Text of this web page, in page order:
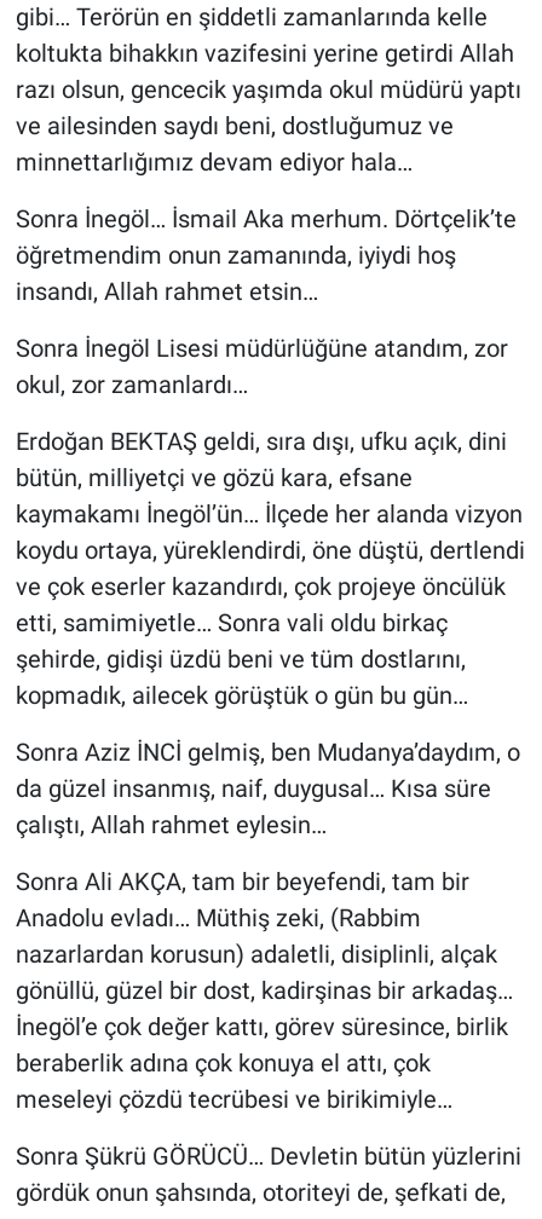
gibi… Terörün en şiddetli zamanlarında kelle
koltukta bihakkın vazifesini yerine getirdi Allah
razı olsun, gencecik yaşımda okul müdürü yaptı
ve ailesinden saydı beni, dostluğumuz ve
minnettarlığımız devam ediyor hala…
Sonra İnegöl… İsmail Aka merhum. Dörtçelik’te
öğretmendim onun zamanında, iyiydi hoş
insandı, Allah rahmet etsin…
Sonra İnegöl Lisesi müdürlüğüne atandım, zor
okul, zor zamanlardı…
Erdoğan BEKTAŞ geldi, sıra dışı, ufku açık, dini
bütün, milliyetçi ve gözü kara, efsane
kaymakamı İnegöl’ün… İlçede her alanda vizyon
koydu ortaya, yüreklendirdi, öne düştü, dertlendi
ve çok eserler kazandırdı, çok projeye öncülük
etti, samimiyetle… Sonra vali oldu birkaç
şehirde, gidişi üzdü beni ve tüm dostlarını,
kopmadık, ailecek görüştük o gün bu gün…
Sonra Aziz İNCİ gelmiş, ben Mudanya’daydım, o
da güzel insanmış, naif, duygusal… Kısa süre
çalıştı, Allah rahmet eylesin…
Sonra Ali AKÇA, tam bir beyefendi, tam bir
Anadolu evladı… Müthiş zeki, (Rabbim
nazarlardan korusun) adaletli, disiplinli, alçak
gönüllü, güzel bir dost, kadirşinas bir arkadaş…
İnegöl’e çok değer kattı, görev süresince, birlik
beraberlik adına çok konuya el attı, çok
meseleyi çözdü tecrübesi ve birikimiyle…
Sonra Şükrü GÖRÜCÜ… Devletin bütün yüzlerini
gördük onun şahsında, otoriteyi de, şefkati de,